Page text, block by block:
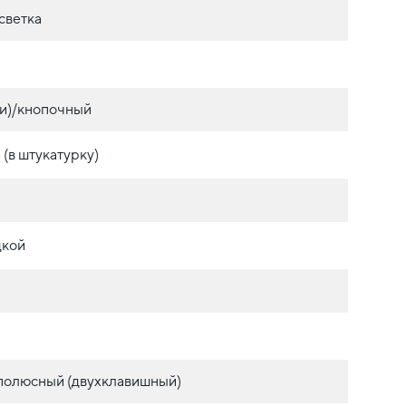
кнопочный
штукатурку)
(двухклавишный)